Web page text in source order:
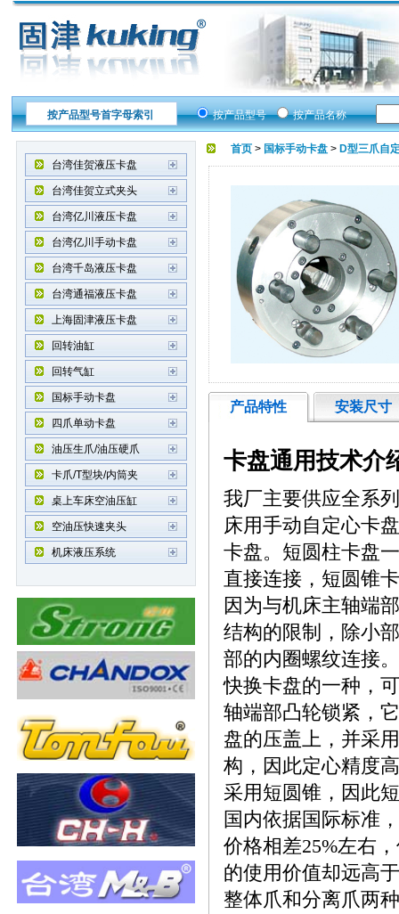
按产品型号首字母索引 按产品型号 按产品名称
台湾佳贺液压卡盘
台湾佳贺立式夹头
台湾亿川液压卡盘
台湾亿川手动卡盘
台湾千岛液压卡盘
台湾通福液压卡盘
上海固津液压卡盘
回转油缸
回转气缸
国标手动卡盘
四爪单动卡盘
油压生爪/油压硬爪
卡爪/T型块/内筒夹
桌上车床空油压缸
空油压快速夹头
机床液压系统
首页 > 国标手动卡盘 > D型三爪自
产品特性 安装尺寸
卡盘通用技术介
我厂主要供应全系
床用手动自定心卡
卡盘。短圆柱卡盘
直接连接，短圆锥
因为与机床主轴端
结构的限制，除小
部的内圈螺纹连接
快换卡盘的一种，
轴端部凸轮锁紧，
盘的压盖上，并采
构，因此定心精度
采用短圆锥，因此
国内依据国际标准
价格相差25%左右
的使用价值却远高
整体爪和分离爪两